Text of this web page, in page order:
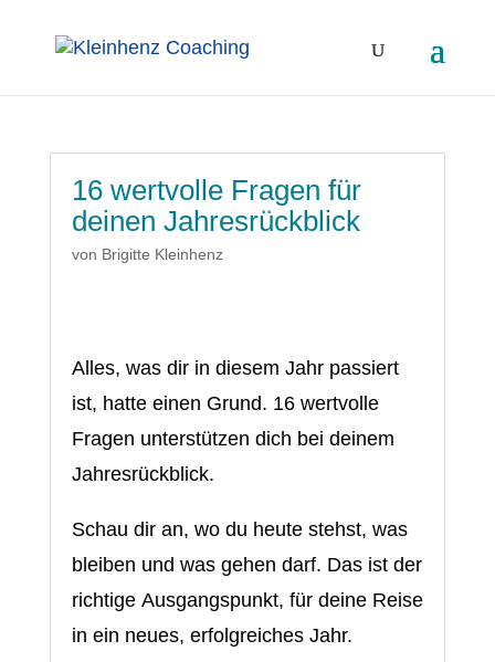
16 wertvolle Fragen für
deinen Jahresrückblick
von Brigitte Kleinhenz
Alles, was dir in diesem Jahr passiert
ist, hatte einen Grund. 16 wertvolle
Fragen unterstützen dich bei deinem
Jahresrückblick.
Schau dir an, wo du heute stehst, was
bleiben und was gehen darf. Das ist der
richtige Ausgangspunkt, für deine Reise
in ein neues, erfolgreiches Jahr.